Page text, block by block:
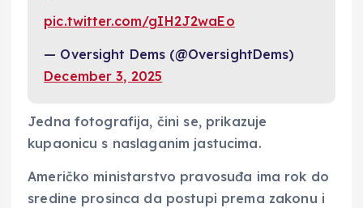
pic.twitter.com/gIH2J2waEo
— Oversight Dems (@OversightDems)
December 3, 2025
Jedna fotografija, čini se, prikazuje
kupaonicu s naslaganim jastucima.
Američko ministarstvo pravosuđa ima rok do
sredine prosinca da postupi prema zakonu i